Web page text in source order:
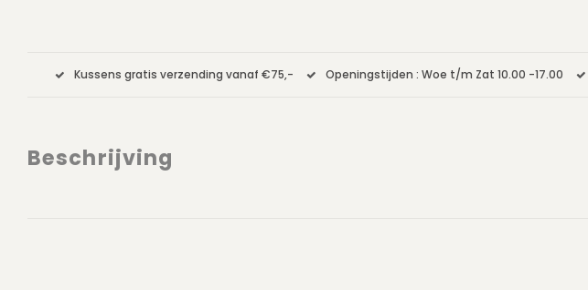
Kussens gratis verzending vanaf €75,- Openingstijden : Woe t/m Zat 10.00 -17.00
Beschrijving